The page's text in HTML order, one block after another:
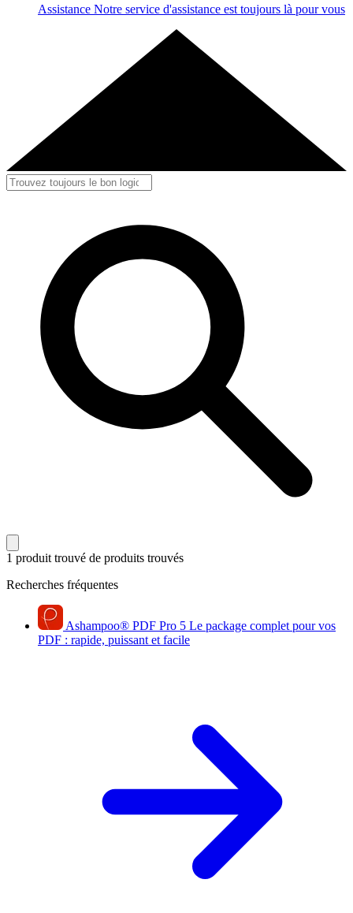
Assistance Notre service d'assistance est toujours là pour vous
1 produit trouvé de produits trouvés
Recherches fréquentes
Ashampoo® PDF Pro 5 Le package complet pour vos
PDF : rapide, puissant et facile